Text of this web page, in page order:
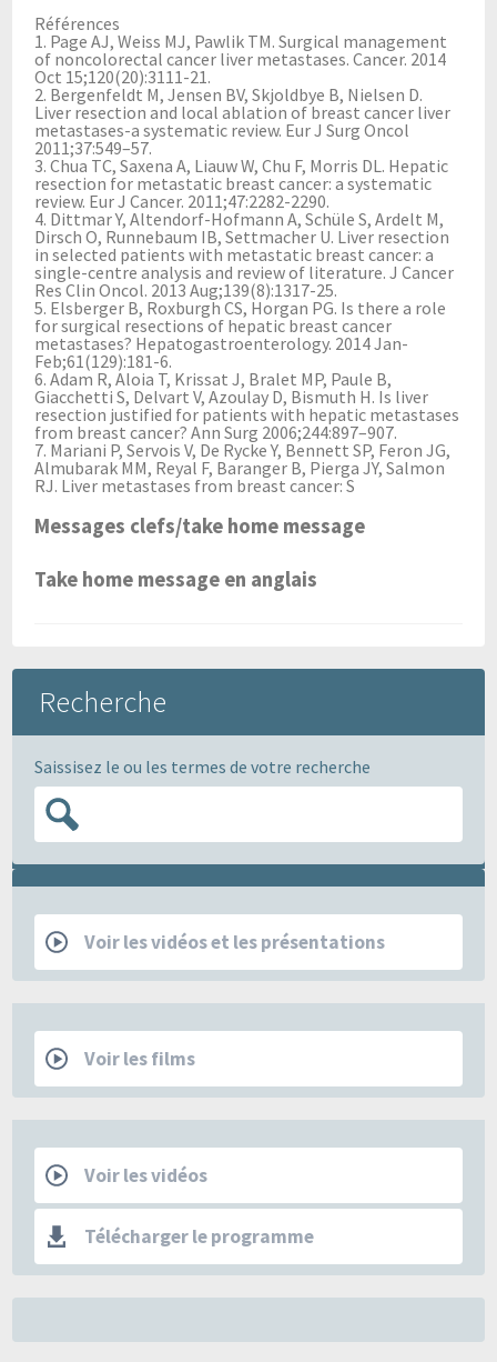
Références
1. Page AJ, Weiss MJ, Pawlik TM. Surgical management
of noncolorectal cancer liver metastases. Cancer. 2014
Oct 15;120(20):3111-21.
2. Bergenfeldt M, Jensen BV, Skjoldbye B, Nielsen D.
Liver resection and local ablation of breast cancer liver
metastases-a systematic review. Eur J Surg Oncol
2011;37:549–57.
3. Chua TC, Saxena A, Liauw W, Chu F, Morris DL. Hepatic
resection for metastatic breast cancer: a systematic
review. Eur J Cancer. 2011;47:2282-2290.
4. Dittmar Y, Altendorf-Hofmann A, Schüle S, Ardelt M,
Dirsch O, Runnebaum IB, Settmacher U. Liver resection
in selected patients with metastatic breast cancer: a
single-centre analysis and review of literature. J Cancer
Res Clin Oncol. 2013 Aug;139(8):1317-25.
5. Elsberger B, Roxburgh CS, Horgan PG. Is there a role
for surgical resections of hepatic breast cancer
metastases? Hepatogastroenterology. 2014 Jan-
Feb;61(129):181-6.
6. Adam R, Aloia T, Krissat J, Bralet MP, Paule B,
Giacchetti S, Delvart V, Azoulay D, Bismuth H. Is liver
resection justified for patients with hepatic metastases
from breast cancer? Ann Surg 2006;244:897–907.
7. Mariani P, Servois V, De Rycke Y, Bennett SP, Feron JG,
Almubarak MM, Reyal F, Baranger B, Pierga JY, Salmon
RJ. Liver metastases from breast cancer: S
Messages clefs/take home message
Take home message en anglais
Recherche
Saissisez le ou les termes de votre recherche
RCP
Voir les vidéos et les présentations
Films
Voir les films
Les Mercredis de la SFSPM
Voir les vidéos
Télécharger le programme